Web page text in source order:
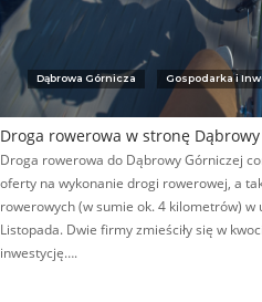
Dąbrowa Górnicza Gospodarka i
Droga rowerowa w stronę
Droga rowerowa do Dąbrowy Górniczej
oferty na wykonanie drogi rowerowej, a
rowerowych (w sumie ok. 4 kilometrów) w
Listopada. Dwie firmy zmieściły się w
inwestycję….